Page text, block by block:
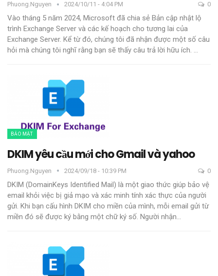
Phuong.nguyen 2024/10/11 - 4:04 PM 0
Vào tháng 5 năm 2024, Microsoft đã chia sẻ Bản cập nhật lộ
trình Exchange Server và các kế hoạch cho tương lai của
Exchange Server. Kể từ đó, chúng tôi đã nhận được một số câu
hỏi mà chúng tôi nghĩ rằng bạn sẽ thấy câu trả lời hữu ích. …
BẢO MẬT
DKIM yêu cầu mới cho Gmail và yahoo
Phuong.nguyen 2024/09/18 - 10:39 PM 0
DKIM (DomainKeys Identified Mail) là một giao thức giúp bảo vệ
email khỏi việc bị giả mạo và xác minh tính xác thực của người
gửi. Khi bạn cấu hình DKIM cho miền của mình, mỗi email gửi từ
miền đó sẽ được ký bằng một chữ ký số. Người nhận